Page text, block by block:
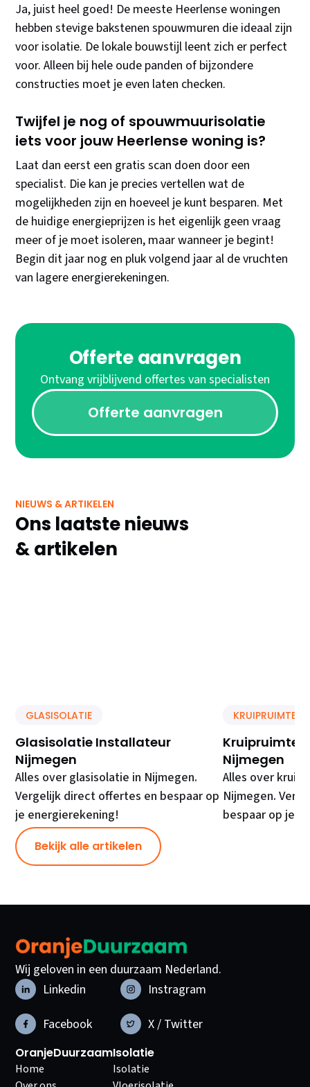
Ja, juist heel goed! De meeste Heerlense woningen
hebben stevige bakstenen spouwmuren die ideaal zijn
voor isolatie. De lokale bouwstijl leent zich er perfect
voor. Alleen bij hele oude panden of bijzondere
constructies moet je even laten checken.
Twijfel je nog of spouwmuurisolatie
iets voor jouw Heerlense woning is?
Laat dan eerst een gratis scan doen door een
specialist. Die kan je precies vertellen wat de
mogelijkheden zijn en hoeveel je kunt besparen. Met
de huidige energieprijzen is het eigenlijk geen vraag
meer of je moet isoleren, maar wanneer je begint!
Begin dit jaar nog en pluk volgend jaar al de vruchten
van lagere energierekeningen.
Offerte aanvragen
Ontvang vrijblijvend offertes van specialisten
Offerte aanvragen
NIEUWS & ARTIKELEN
Ons laatste nieuws
& artikelen
GLASISOLATIE
Glasisolatie Installateur
Nijmegen
Alles over glasisolatie in Nijmegen.
Vergelijk direct offertes en bespaar op
je energierekening!
KRUIPRUIMTE
Kruipruimte
Nijmegen
Alles over
Nijmegen.
bespaar op je
Bekijk alle artikelen
Wij geloven in een duurzaam Nederland.
Linkedin
Instragram
Facebook
X / Twitter
OranjeDuurzaam
Home
Isolatie
Isolatie